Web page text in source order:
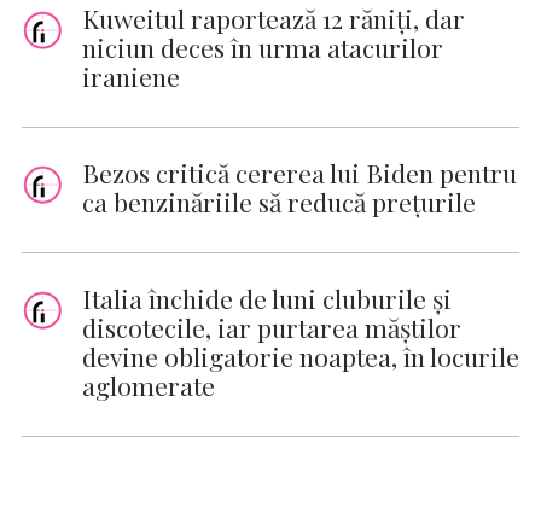
Kuweitul raportează 12 răniți, dar
niciun deces în urma atacurilor
iraniene
Bezos critică cererea lui Biden pentru
ca benzinăriile să reducă prețurile
Italia închide de luni cluburile şi
discotecile, iar purtarea măştilor
devine obligatorie noaptea, în locurile
aglomerate